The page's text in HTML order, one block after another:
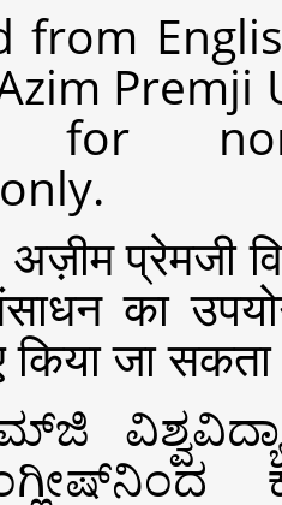
from
Premji
for non-
प्रेमजी
का
किया जा